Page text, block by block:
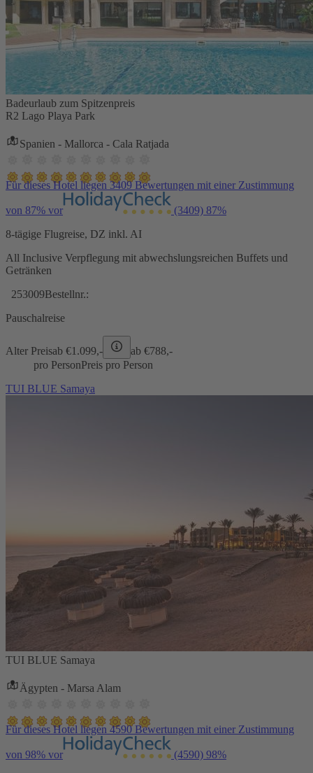
Badeurlaub zum Spitzenpreis
R2 Lago Playa Park
Spanien - Mallorca - Cala Ratjada
Für dieses Hotel liegen 3409 Bewertungen mit einer Zustimmung
von 87% vor (3409) 87%
8-tägige Flugreise, DZ inkl. AI
All Inclusive Verpflegung mit abwechslungsreichen Buffets und
Getränken
253009Bestellnr.:
Pauschalreise
Alter Preisab €1.099,- ab €788,-
pro PersonPreis pro Person
TUI BLUE Samaya
TUI BLUE Samaya
Ägypten - Marsa Alam
Für dieses Hotel liegen 4590 Bewertungen mit einer Zustimmung
von 98% vor (4590) 98%